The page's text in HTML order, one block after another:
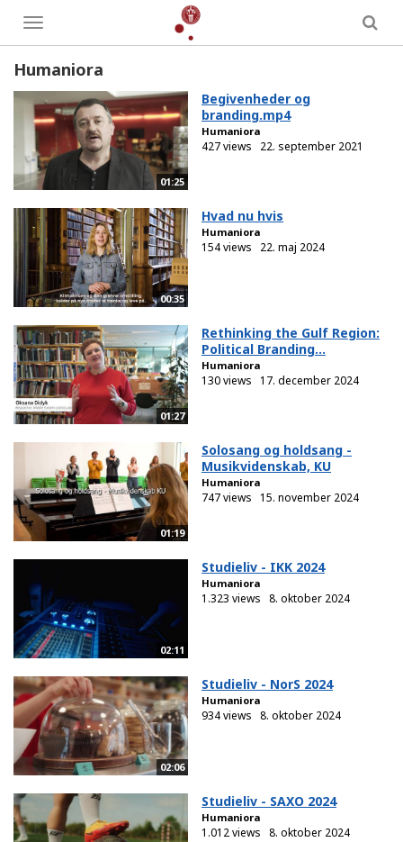
Toggle
menu
Humaniora
01:25
Begivenheder og
branding.mp4
Humaniora
427 views 22. september 2021
00:35
Hvad nu hvis
Humaniora
154 views 22. maj 2024
01:27
Rethinking the Gulf Region:
Political Branding...
Humaniora
130 views 17. december 2024
01:19
Solosang og holdsang -
Musikvidenskab, KU
Humaniora
747 views 15. november 2024
02:11
Studieliv - IKK 2024
Humaniora
1.323 views 8. oktober 2024
02:06
Studieliv - NorS 2024
Humaniora
934 views 8. oktober 2024
Studieliv - SAXO 2024
Humaniora
1.012 views 8. oktober 2024